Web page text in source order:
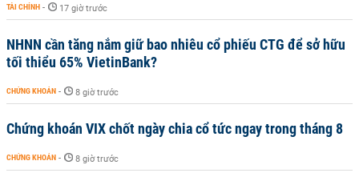
TÀI CHÍNH - 17 giờ trước
NHNN cần tăng nắm giữ bao nhiêu cổ phiếu CTG để sở hữu
tối thiểu 65% VietinBank?
CHỨNG KHOÁN - 8 giờ trước
Chứng khoán VIX chốt ngày chia cổ tức ngay trong tháng 8
CHỨNG KHOÁN - 8 giờ trước